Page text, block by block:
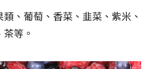
、葡萄、香菜、韭菜、紫米、
等。